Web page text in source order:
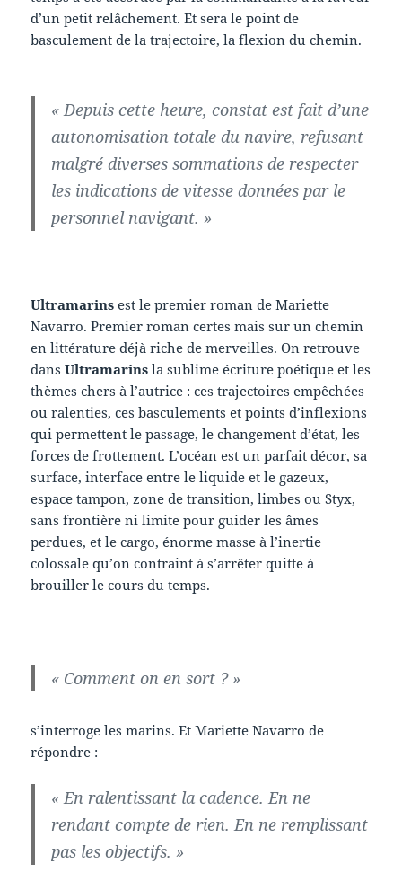
d’un petit relâchement. Et sera le point de
basculement de la trajectoire, la flexion du chemin.
« Depuis cette heure, constat est fait d’une
autonomisation totale du navire, refusant
malgré diverses sommations de respecter
les indications de vitesse données par le
personnel navigant. »
Ultramarins est le premier roman de Mariette
Navarro. Premier roman certes mais sur un chemin
en littérature déjà riche demerveilles. On retrouve
dansUltramarins la sublime écriture poétique et les
thèmes chers à l’autrice : ces trajectoires empêchées
ou ralenties, ces basculements et points d’inflexions
qui permettent le passage, le changement d’état, les
forces de frottement. L’océan est un parfait décor, sa
surface, interface entre le liquide et le gazeux,
espace tampon, zone de transition, limbes ou Styx,
sans frontière ni limite pour guider les âmes
perdues, et le cargo, énorme masse à l’inertie
colossale qu’on contraint à s’arrêter quitte à
brouiller le cours du temps.
« Comment on en sort ? »
s’interroge les marins. Et Mariette Navarro de
répondre :
« En ralentissant la cadence. En ne
rendant compte de rien. En ne remplissant
pas les objectifs. »